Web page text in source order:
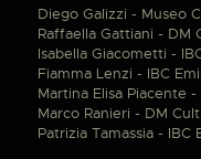
Diego Galizzi - Museo
Raffaella Gattiani - DM
Isabella Giacometti -
Fiamma Lenzi - IBC
Martina Elisa Piacente
Marco Ranieri - DM
Patrizia Tamassia - IBC